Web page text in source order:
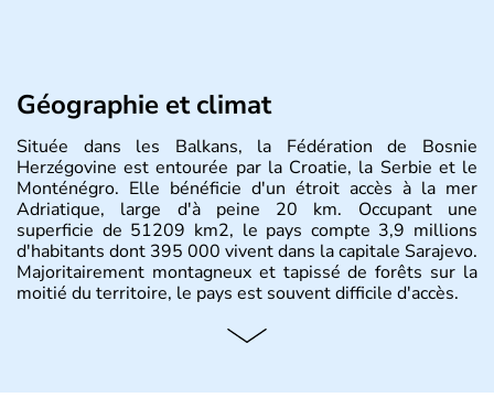
Géographie et climat
Située dans les Balkans, la Fédération de Bosnie
Herzégovine est entourée par la Croatie, la Serbie et le
Monténégro. Elle bénéficie d'un étroit accès à la mer
Adriatique, large d'à peine 20 km. Occupant une
superficie de 51209 km2, le pays compte 3,9 millions
d'habitants dont 395 000 vivent dans la capitale Sarajevo.
Majoritairement montagneux et tapissé de forêts sur la
moitié du territoire, le pays est souvent difficile d'accès.